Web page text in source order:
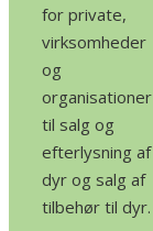
for private,
virksomheder
og
organisationer
til salg og
efterlysning af
dyr og salg af
tilbehør til dyr.